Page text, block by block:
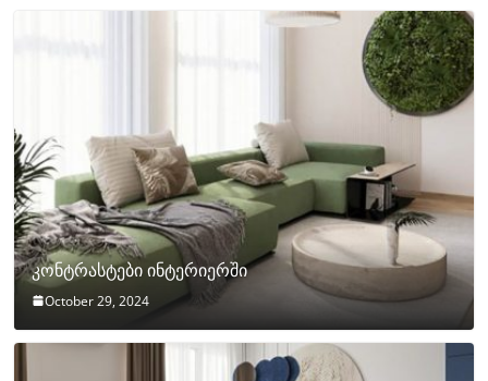
კონტრასტები ინტერიერში
October 29, 2024